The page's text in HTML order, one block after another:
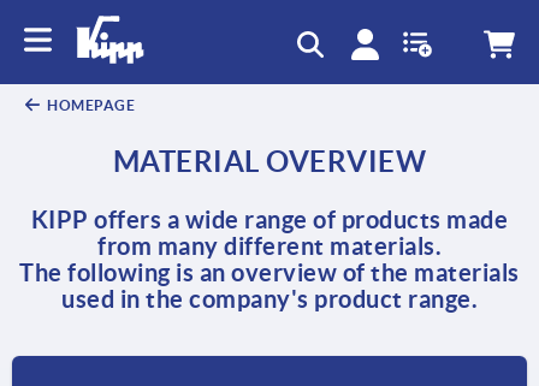
HOMEPAGE
MATERIAL OVERVIEW
KIPP offers a wide range of products made
from many different materials.
The following is an overview of the materials
used in the company's product range.